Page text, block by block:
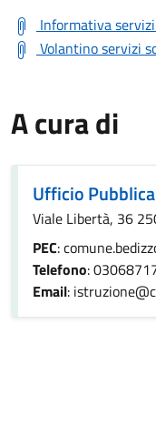
Informativa
Volantino servizi
A cura di
Ufficio
Viale Libertà, 36
PEC:
Telefono:
Email: